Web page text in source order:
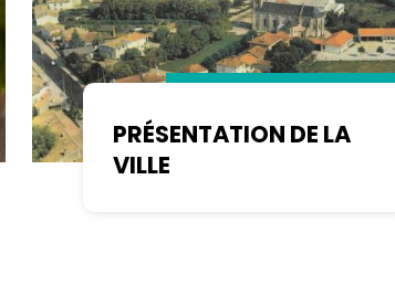
PRÉSENTATION DE LA
VILLE